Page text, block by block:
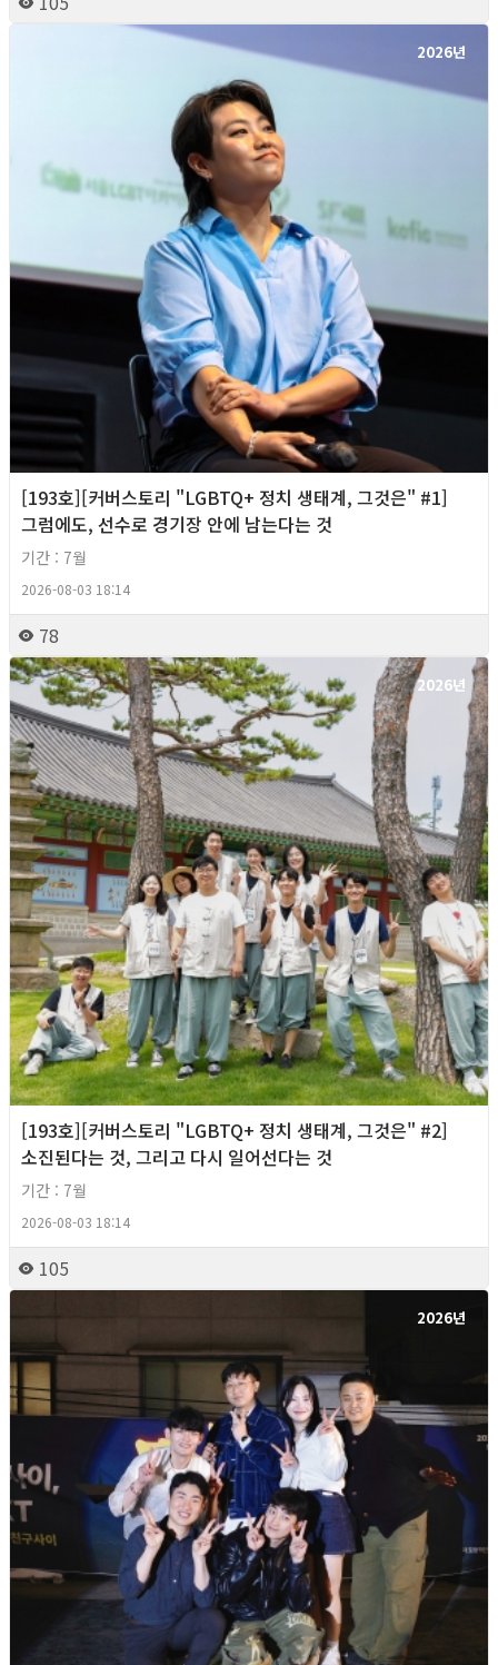
2026년
[193호][커버스토리 "LGBTQ+ 정치 생태계, 그것은" #1]
그럼에도, 선수로 경기장 안에 남는다는 것
기간 : 7월
2026-08-03 18:14
78
2026년
[193호][커버스토리 "LGBTQ+ 정치 생태계, 그것은" #2]
소진된다는 것, 그리고 다시 일어선다는 것
기간 : 7월
2026-08-03 18:14
105
2026년